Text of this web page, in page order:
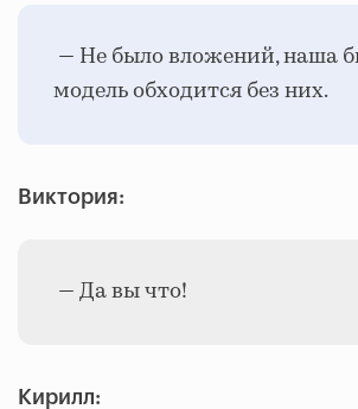
— Не было вложений, наша
модель обходится без них.
Виктория:
— Да вы что!
Кирилл: